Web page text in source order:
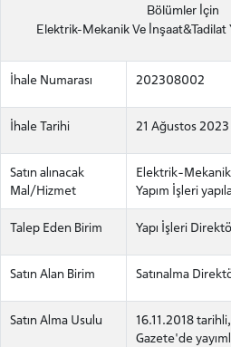
Bölümler İçin
Elektrik-Mekanik Ve İnşaat&Tadilat
İhale Numarası 202308002
İhale Tarihi 21 Ağustos 2023
Satın alınacak
Mal/Hizmet
Elektrik-
Yapım İşleri
Talep Eden Birim Yapı İşleri
Satın Alan Birim Satınalma
Satın Alma Usulu
16.11.2018
Gazete'de